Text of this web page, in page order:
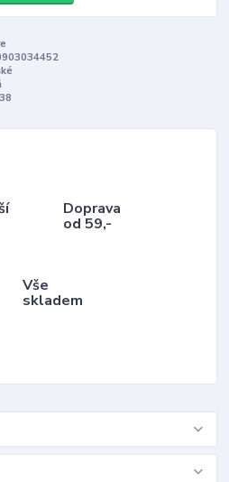
Doprava
od 59,-
Vše
skladem